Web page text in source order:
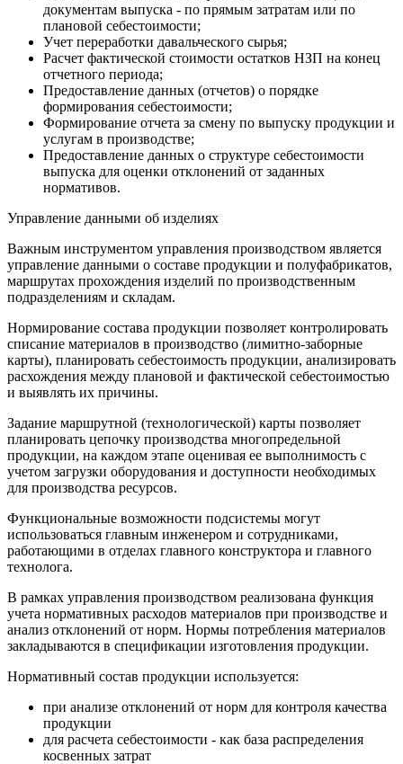
документам выпуска - по прямым затратам или по
плановой себестоимости;
Учет переработки давальческого сырья;
Расчет фактической стоимости остатков НЗП на конец
отчетного периода;
Предоставление данных (отчетов) о порядке
формирования себестоимости;
Формирование отчета за смену по выпуску продукции и
услугам в производстве;
Предоставление данных о структуре себестоимости
выпуска для оценки отклонений от заданных
нормативов.
Управление данными об изделиях
Важным инструментом управления производством является
управление данными о составе продукции и полуфабрикатов,
маршрутах прохождения изделий по производственным
подразделениям и складам.
Нормирование состава продукции позволяет контролировать
списание материалов в производство (лимитно-заборные
карты), планировать себестоимость продукции, анализировать
расхождения между плановой и фактической себестоимостью
и выявлять их причины.
Задание маршрутной (технологической) карты позволяет
планировать цепочку производства многопредельной
продукции, на каждом этапе оценивая ее выполнимость с
учетом загрузки оборудования и доступности необходимых
для производства ресурсов.
Функциональные возможности подсистемы могут
использоваться главным инженером и сотрудниками,
работающими в отделах главного конструктора и главного
технолога.
В рамках управления производством реализована функция
учета нормативных расходов материалов при производстве и
анализ отклонений от норм. Нормы потребления материалов
закладываются в спецификации изготовления продукции.
Нормативный состав продукции используется:
при анализе отклонений от норм для контроля качества
продукции
для расчета себестоимости - как база распределения
косвенных затрат